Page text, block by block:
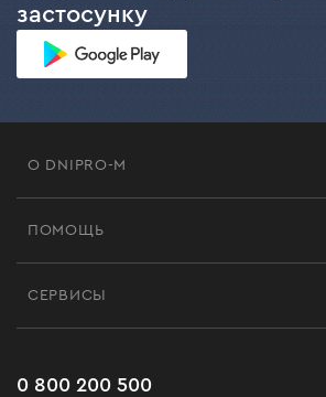
застосунку
О DNIPRO-M
Черная пятница
ПОМОЩЬ
Часто задаваемые вопросы
СЕРВИСЫ
0 800 200 500